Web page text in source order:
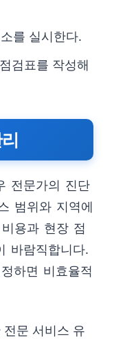
를 실시한다.
검표를 작성해
전문가의 진단
범위와 지역에
용과 현장 점
바람직합니다.
하면 비효율적
문 서비스 유